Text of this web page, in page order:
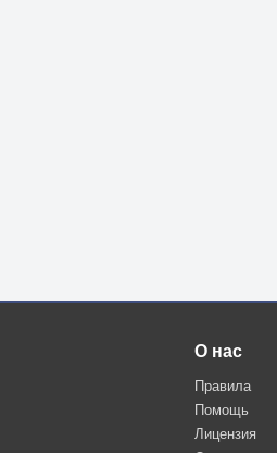
О нас
Правила
Помощь
Лицензия